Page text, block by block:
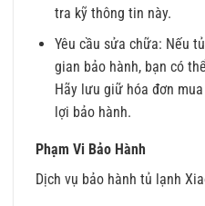
tra kỹ thông tin này.
Yêu cầu sửa chữa: Nếu
gian bảo hành, bạn có
Hãy lưu giữ hóa đơn
lợi bảo hành.
Phạm Vi Bảo Hành
Dịch vụ bảo hành tủ lạnh